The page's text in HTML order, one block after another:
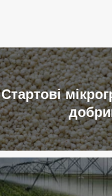
Стартові